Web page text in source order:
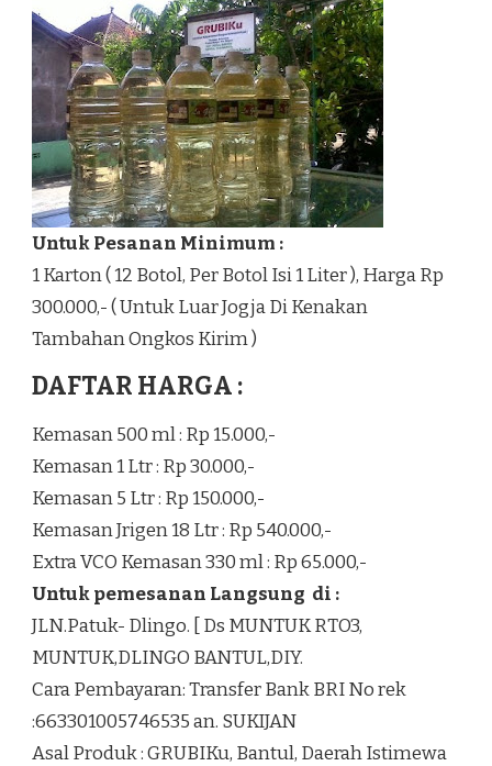
Untuk Pesanan Minimum :
1 Karton ( 12 Botol, Per Botol Isi 1 Liter ), Harga Rp
300.000,- ( Untuk Luar Jogja Di Kenakan
Tambahan Ongkos Kirim )
DAFTAR HARGA :
Kemasan 500 ml : Rp 15.000,-
Kemasan 1 Ltr : Rp 30.000,-
Kemasan 5 Ltr : Rp 150.000,-
Kemasan Jrigen 18 Ltr : Rp 540.000,-
Extra VCO Kemasan 330 ml : Rp 65.000,-
Untuk pemesanan Langsung di :
JLN.Patuk- Dlingo. [ Ds MUNTUK RTO3,
MUNTUK,DLINGO BANTUL,DIY.
Cara Pembayaran: Transfer Bank BRI No rek
:663301005746535 an. SUKIJAN
Asal Produk : GRUBIKu, Bantul, Daerah Istimewa